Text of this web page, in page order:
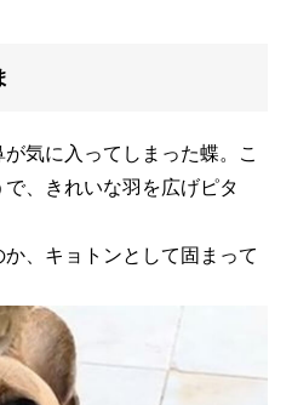
気に入ってしまった蝶。こ
、きれいな羽を広げピタ
、キョトンとして固まって